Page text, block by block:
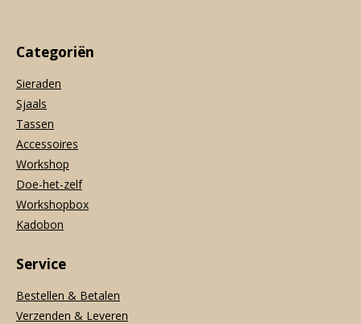
Categoriën
Sieraden
Sjaals
Tassen
Accessoires
Workshop
Doe-het-zelf
Workshopbox
Kadobon
Service
Bestellen & Betalen
Verzenden & Leveren